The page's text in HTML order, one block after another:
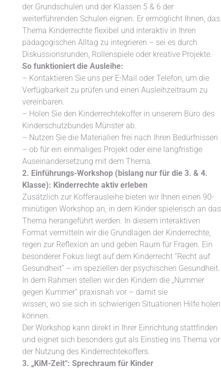
der Grundschulen und der Klassen 5 & 6 der
weiterführenden Schulen eignen. Er ermöglicht Ihnen, das
Thema Kinderrechte flexibel und interaktiv in Ihren
pädagogischen Alltag zu integrieren – sei es durch
Diskussionsrunden, Rollenspiele oder kreative Projekte.
So funktioniert die Ausleihe:
– Kontaktieren Sie uns per E-Mail oder Telefon, um die
Verfügbarkeit zu prüfen und einen Ausleihzeitraum zu
vereinbaren.
– Holen Sie den Kinderrechtekofferin unserem Büro des
Kinderschutzbundes Münster ab.
– Nutzen Sie die Materialien frei nach Ihren Bedürfnissen
– ob für ein einmaliges Projekt oder eine langfristige
Auseinandersetzung mit dem Thema.
2. Einführungs-Workshop (bislang nur für die 3. & 4.
Klasse): Kinderrechte aktiv erleben
Zusätzlich zur Kofferausleihe bieten wir Ihnen einen 90-
minütigen Workshop an, in dem Kinder spielerisch an das
Thema herangeführt werden. In diesem interaktiven
Format vermitteln wir die Grundlagen der Kinderrechte,
regen zur Reflexion an und geben Raum für Fragen. Ein
besonderer Fokus liegt auf dem Kinderrecht “Recht auf
Gesundheit” – im speziellen der psychischen Gesundheit.
In dem Rahmen stellen wir den Kindern die „Nummer
gegen Kummer“ praxisnah vor – damit sie
wissen, wo sie sich in schwierigen Situationen Hilfe holen
können.
Der Workshop kann direkt in Ihrer Einrichtung stattfinden
und eignet sich besonders gut als Einstieg ins Thema vor
der Nutzung des Kinderrechtekoffers.
3. „KiM-Zeit“: Sprechraum für Kinder